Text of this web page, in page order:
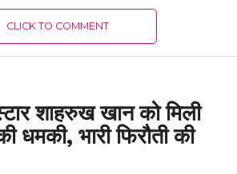
CLICK TO COMMENT
शाहरुख खान को मिली
धमकी, भारी फिरौती की